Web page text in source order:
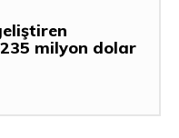
milyon dolar